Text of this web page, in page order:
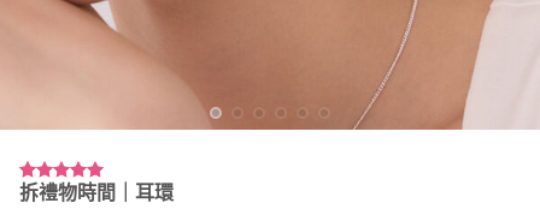
評分5.00
2
拆禮物時間｜耳環